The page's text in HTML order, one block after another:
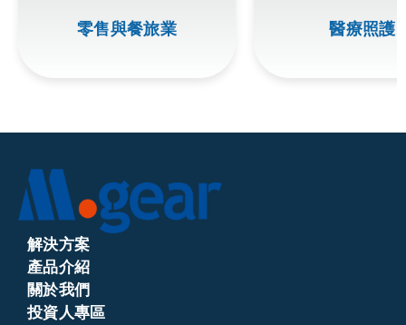
零售與餐旅業 醫療照護
解決方案
產品介紹
關於我們
投資人專區